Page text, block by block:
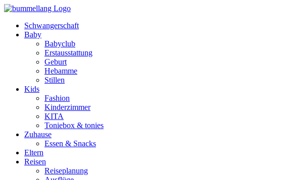
Schwangerschaft
Baby
Babyclub
Erstausstattung
Geburt
Hebamme
Stillen
Kids
Fashion
Kinderzimmer
KITA
Toniebox & tonies
Zuhause
Essen & Snacks
Eltern
Reisen
Reiseplanung